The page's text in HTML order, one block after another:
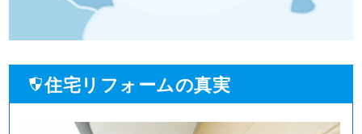
住宅リフォームの真実